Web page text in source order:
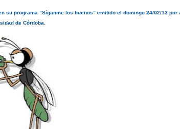
programa “Síganme los buenos” emitido el domingo 24/02/13 por
de Córdoba.